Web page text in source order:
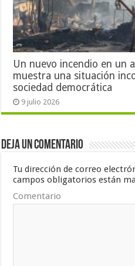
Un nuevo incendio en un
muestra una situación
sociedad democrática
9 julio 2026
Deja un comentario
Tu dirección de correo
campos obligatorios están
Comentario